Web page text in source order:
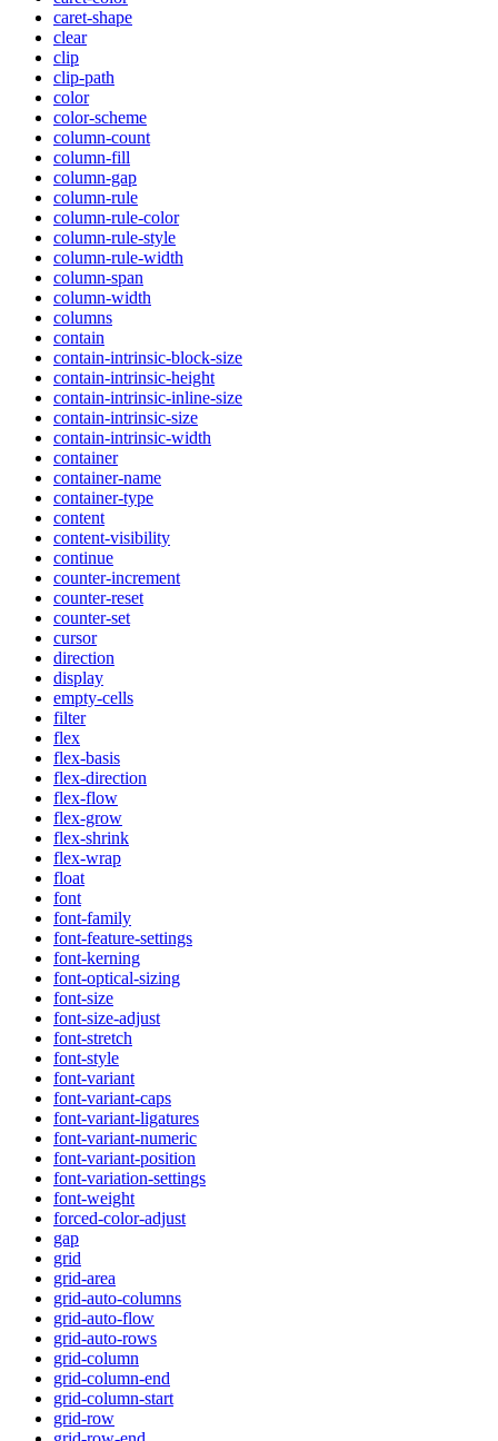
caret-shape
clear
clip
clip-path
color
color-scheme
column-count
column-fill
column-gap
column-rule
column-rule-color
column-rule-style
column-rule-width
column-span
column-width
columns
contain
contain-intrinsic-block-size
contain-intrinsic-height
contain-intrinsic-inline-size
contain-intrinsic-size
contain-intrinsic-width
container
container-name
container-type
content
content-visibility
continue
counter-increment
counter-reset
counter-set
cursor
direction
display
empty-cells
filter
flex
flex-basis
flex-direction
flex-flow
flex-grow
flex-shrink
flex-wrap
float
font
font-family
font-feature-settings
font-kerning
font-optical-sizing
font-size
font-size-adjust
font-stretch
font-style
font-variant
font-variant-caps
font-variant-ligatures
font-variant-numeric
font-variant-position
font-variation-settings
font-weight
forced-color-adjust
gap
grid
grid-area
grid-auto-columns
grid-auto-flow
grid-auto-rows
grid-column
grid-column-end
grid-column-start
grid-row